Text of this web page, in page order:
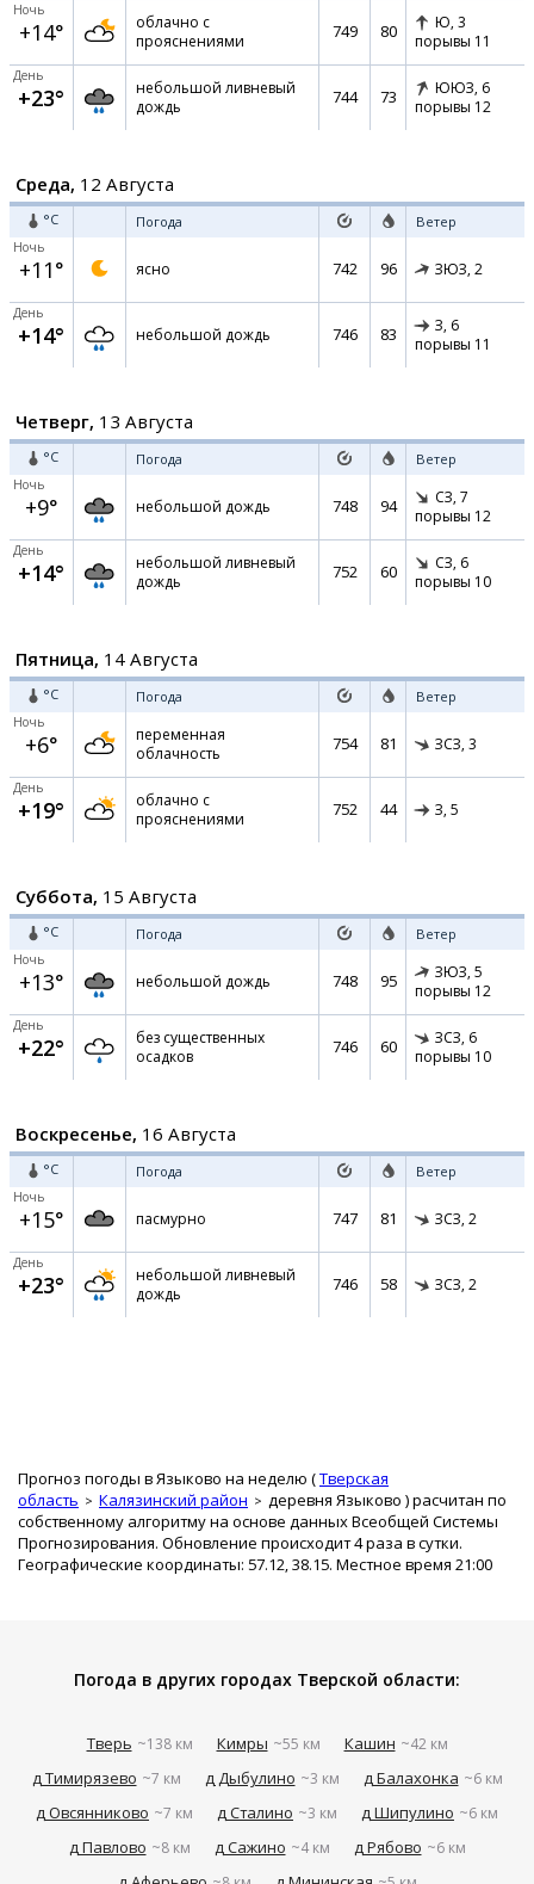
Ночь
+14°
облачно с
прояснениями
749 80 Ю, 3
порывы 11
День
+23°
небольшой ливневый
дождь
744 73 ЮЮЗ, 6
порывы 12
Среда, 12 Августа
°C Погода Ветер
Ночь
+11° ясно 742 96 ЗЮЗ, 2
День
+14° небольшой дождь 746 83 З, 6
порывы 11
Четверг, 13 Августа
°C Погода Ветер
Ночь
+9° небольшой дождь 748 94 СЗ, 7
порывы 12
День
+14°
небольшой ливневый
дождь
752 60 СЗ, 6
порывы 10
Пятница, 14 Августа
°C Погода Ветер
Ночь
+6°
переменная
облачность
754 81 ЗСЗ, 3
День
+19°
облачно с
прояснениями
752 44 З, 5
Суббота, 15 Августа
°C Погода Ветер
Ночь
+13° небольшой дождь 748 95 ЗЮЗ, 5
порывы 12
День
+22°
без существенных
осадков
746 60 ЗСЗ, 6
порывы 10
Воскресенье, 16 Августа
°C Погода Ветер
Ночь
+15° пасмурно 747 81 ЗСЗ, 2
День
+23°
небольшой ливневый
дождь
746 58 ЗСЗ, 2
Прогноз погоды в Языково на неделю (Тверская
область
Калязинский район деревня Языково ) расчитан по
собственному алгоритму на основе данных Всеобщей Системы
Прогнозирования. Обновление происходит 4 раза в сутки.
Географические координаты: 57.12, 38.15. Местное время 21:00
Погода в других городах Тверской области:
Тверь ~138 км Кимры ~55 км Кашин ~42 км
д Тимирязево ~7 км д Дыбулино ~3 км д Балахонка ~6 км
д Овсянниково ~7 км д Сталино ~3 км д Шипулино ~6 км
д Павлово ~8 км д Сажино ~4 км д Рябово ~6 км